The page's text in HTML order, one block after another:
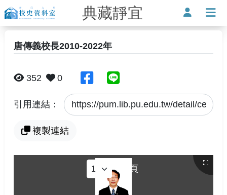
靜宜大學-校史資料室典藏靜宜使用者
唐傳義校長2010-2022年
352 0 分享至臉書
分享至Line
引用連結：
複製連結
/ 頁